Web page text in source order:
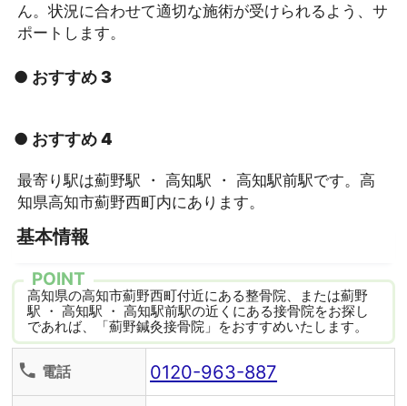
ん。状況に合わせて適切な施術が受けられるよう、サ
ポートします。
● おすすめ 3
● おすすめ 4
最寄り駅は薊野駅 ・ 高知駅 ・ 高知駅前駅です。高
知県高知市薊野西町内にあります。
基本情報
POINT
高知県の高知市薊野西町付近にある整骨院、または薊野
駅 ・ 高知駅 ・ 高知駅前駅の近くにある接骨院をお探し
であれば、「薊野鍼灸接骨院」をおすすめいたします。
phone 電話 0120-963-887